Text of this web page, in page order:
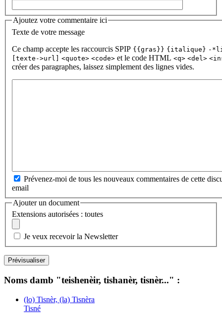
Ajoutez votre commentaire ici
Texte de votre message
Ce champ accepte les raccourcis SPIP {{gras}} {italique} -
[texte->url] <quote> <code> et le code HTML <q> <del>
créer des paragraphes, laissez simplement des lignes vides.
Prévenez-moi de tous les nouveaux commentaires de cette
email
Ajouter un document
Extensions autorisées : toutes
Je veux recevoir la Newsletter
Noms damb "teishenèir, tishanèr, tisnèr..." :
(lo) Tisnèr, (la) Tisnèra
Tisné